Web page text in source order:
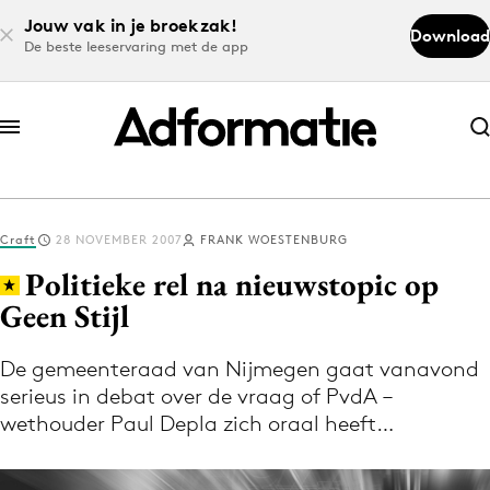
Jouw vak in je broekzak!
De beste leeservaring met de app
Download
Abonneer nu
Abonneer nu
Log in
Volg het laatste nieuws via de Adformatie
Nieuws app
Craft 28 NOVEMBER 2007 FRANK WOESTENBURG
Politieke rel na nieuwstopic op
Geen Stijl
De gemeenteraad van Nijmegen gaat vanavond
serieus in debat over de vraag of PvdA –
wethouder Paul Depla zich oraal heeft…